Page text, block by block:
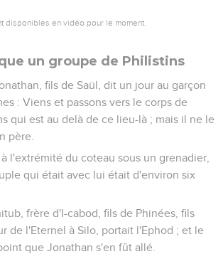
disponibles en vidéo pour le moment.
un groupe de Philistins
fils de Saül, dit un jour au garçon
: Viens et passons vers le corps de
qui est au delà de ce lieu-là ; mais il ne le
père.
l'extrémité du coteau sous un grenadier,
qui était avec lui était d'environ six
frère d'I-cabod, fils de Phinées, fils
de l'Eternel à Silo, portait l'Ephod ; et le
que Jonathan s'en fût allé.